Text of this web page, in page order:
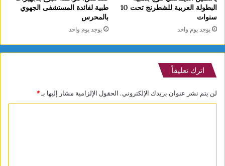
البطولة العربية للشطرنج تحت 10
سنوات
يوجد يوم واحد
طبية لفائدة المستشفى الجهوي
بالمحرس
يوجد يوم واحد
اترك تعليقاً
لن يتم نشر عنوان بريدك الإلكتروني. الحقول الإلزامية مشار إليها بـ*